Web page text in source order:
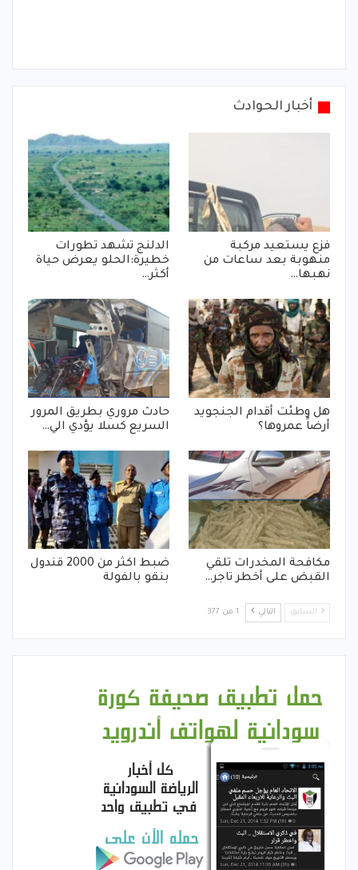
أخبار الحوادث
فزع يستعيد مركبة
منهوبة بعد ساعات من
نهبها…
الدلنج تشهد تطورات
خطيرة:الحلو يعرض حياة
أكثر…
هل وطئت أقدام الجنجويد
أرضاً عمروها؟
حادث مروري بطريق المرور
السريع كسلا يؤدي الي…
مكافحة المخدرات تلقي
القبض على أخطر تاجر…
ضبط اكثر من 2000 قندول
بنقو بالفولة
السابق التالي 1 من 377